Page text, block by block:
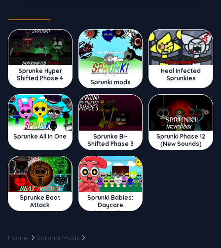
Sprunke Hyper
Shifted Phase 4
Sprunki mods
Heal Infected
Sprunkies
Sprunke All in One
Sprunke Bi-
Shifted Phase 3
Sprunki Phase 12
(New Sounds)
Sprunke Beat
Attack
Sprunki Babies:
Daycare
Interactive
Home Sprunki Mods